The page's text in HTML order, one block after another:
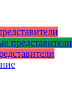
представители